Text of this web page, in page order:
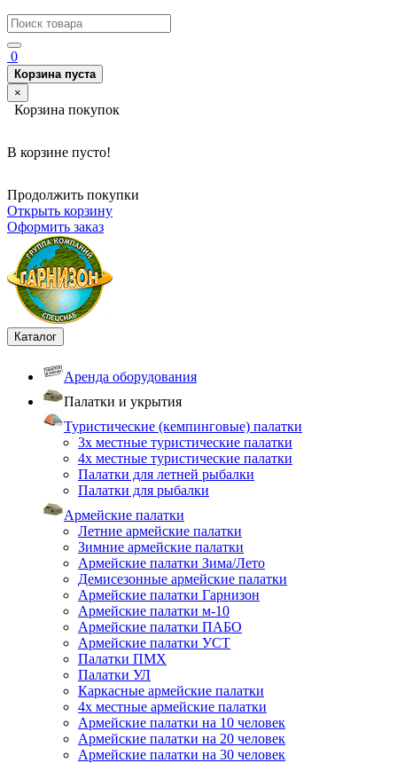
0
Корзина пуста
×
Корзина покупок
В корзине пусто!
Продолжить покупки
Открыть корзину
Оформить заказ
Каталог
Аренда оборудования
Палатки и укрытия
Туристические (кемпинговые) палатки
3х местные туристические палатки
4х местные туристические палатки
Палатки для летней рыбалки
Палатки для рыбалки
Армейские палатки
Летние армейские палатки
Зимние армейские палатки
Армейские палатки Зима/Лето
Демисезонные армейские палатки
Армейские палатки Гарнизон
Армейские палатки м-10
Армейские палатки ПАБО
Армейские палатки УСТ
Палатки ПМХ
Палатки УЛ
Каркасные армейские палатки
4х местные армейские палатки
Армейские палатки на 10 человек
Армейские палатки на 20 человек
Армейские палатки на 30 человек